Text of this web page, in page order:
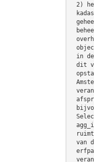
2)
in
dit
van